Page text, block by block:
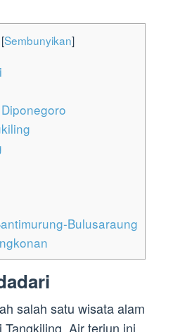
[Sembunyikan]
Bulusaraung
salah satu wisata alam
Air terjun ini